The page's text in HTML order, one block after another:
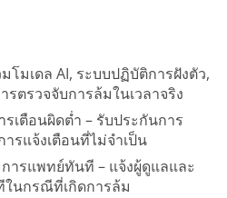
โมเดล AI, ระบบปฏิบัติการฝังตัว,
รตรวจจับการล้มในเวลาจริง
เตือนผิดต่ำ – รับประกันการ
รแจ้งเตือนที่ไม่จำเป็น
ารแพทย์ทันที – แจ้งผู้ดูแลและ
นกรณีที่เกิดการล้ม